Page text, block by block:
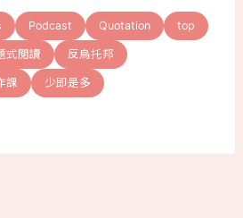
Podcast Quotation top
式閱讀 反烏托邦
課 少即是多